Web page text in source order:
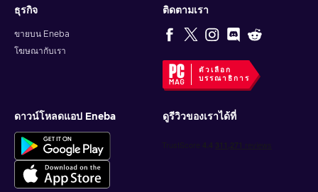
ธุรกิจ
ขายบน Eneba
โฆษณากับเรา
ติดตามเรา
ตัวเลือก
บรรณาธิการ
ดาวน์โหลดแอป Eneba ดูรีวิวของเราได้ที่